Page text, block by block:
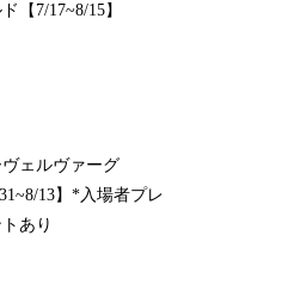
【7/17~8/15】
ヴェルヴァーグ
31~8/13】*入場者プレ
あり